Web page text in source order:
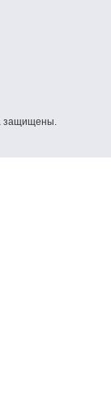
защищены.